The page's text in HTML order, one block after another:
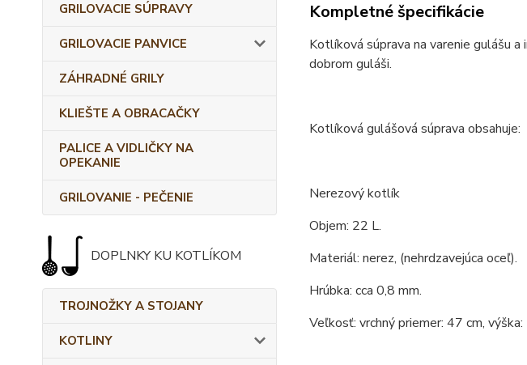
GRILOVACIE SÚPRAVY
GRILOVACIE PANVICE
ZÁHRADNÉ GRILY
KLIEŠTE A OBRACAČKY
PALICE A VIDLIČKY NA
OPEKANIE
GRILOVANIE - PEČENIE
DOPLNKY KU KOTLÍKOM
TROJNOŽKY A STOJANY
KOTLINY
Kompletné špecifikácie
Kotlíková súprava na varenie gulášu
dobrom guláši.
Kotlíková gulášová súprava obsahuje:
Nerezový kotlík
Objem: 22 L.
Materiál: nerez, (nehrdzavejúca oceľ).
Hrúbka: cca 0,8 mm.
Veľkosť: vrchný priemer: 47 cm, výška: